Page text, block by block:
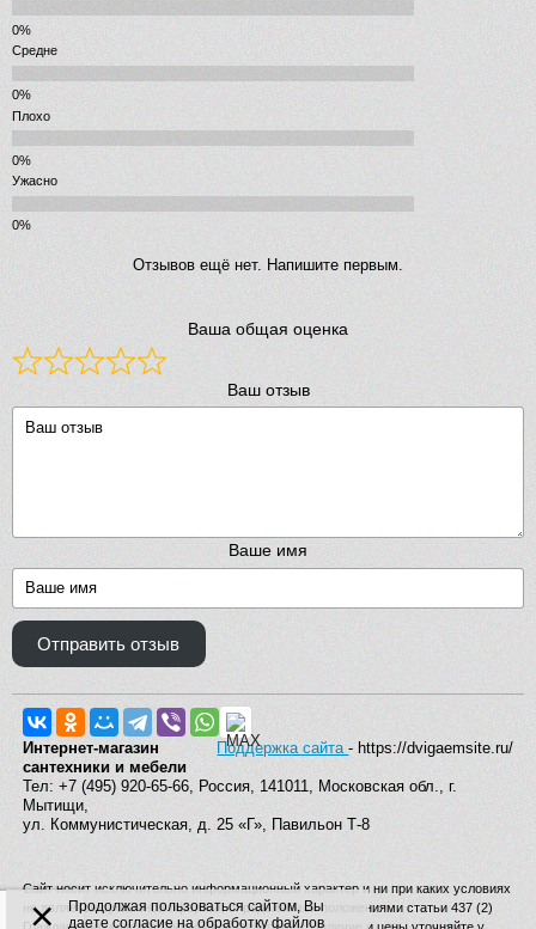
Основа для плитки с монтажным элементом TECE
8010 р.
Средне
Плохо
Ужасно
Отзывов ещё нет. Напишите первым.
Ваша общая оценка
Ваш отзыв
Ваше имя
Отправить отзыв
Поддержка сайта- https://dvigaemsite.ru/
Интернет-магазин
сантехники и мебели
Тел: +7 (495) 920-65-66, Россия, 141011, Московская обл., г.
Мытищи,
ул. Коммунистическая, д. 25 «Г», Павильон Т-8
Сайт носит исключительно информационный характер и ни при каких условиях
не является публичной офертой, определяемой положениями статьи 437 (2)
×
Продолжая пользоваться сайтом, Вы
даете согласие на обработку файлов